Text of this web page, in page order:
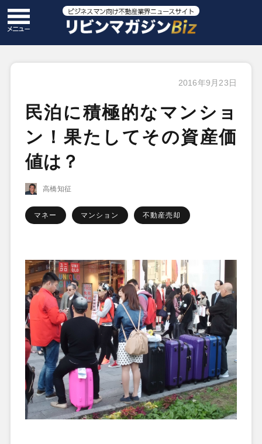
2016年9月23日
民泊に積極的なマンショ
ン！果たしてその資産価
値は？
高橋知征
マネー マンション 不動産売却